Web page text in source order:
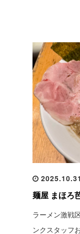
2025.10.31
麺屋 まほろ
ラーメン激戦
ンクスタッフ